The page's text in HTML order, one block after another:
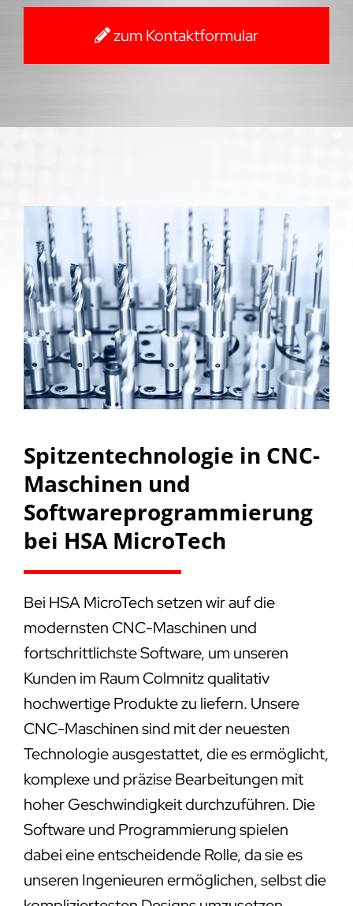
zum Kontaktformular
Spitzentechnologie in CNC-
Maschinen und
Softwareprogrammierung
bei HSA MicroTech
Bei HSA MicroTech setzen wir auf die
modernsten CNC-Maschinen und
fortschrittlichste Software, um unseren
Kunden im Raum Colmnitz qualitativ
hochwertige Produkte zu liefern. Unsere
CNC-Maschinen sind mit der neuesten
Technologie ausgestattet, die es ermöglicht,
komplexe und präzise Bearbeitungen mit
hoher Geschwindigkeit durchzuführen. Die
Software und Programmierung spielen
dabei eine entscheidende Rolle, da sie es
unseren Ingenieuren ermöglichen, selbst die